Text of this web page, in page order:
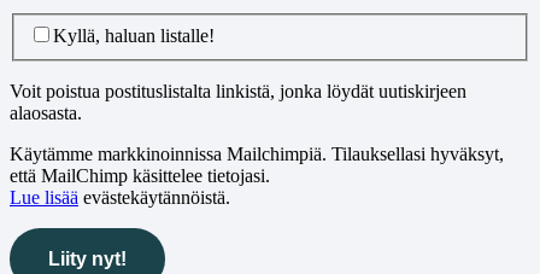
Kyllä, haluan listalle!
Voit poistua postituslistalta linkistä, jonka löydät uutiskirjeen
alaosasta.
Käytämme markkinoinnissa Mailchimpiä. Tilauksellasi hyväksyt,
että MailChimp käsittelee tietojasi.
Lue lisää evästekäytännöistä.